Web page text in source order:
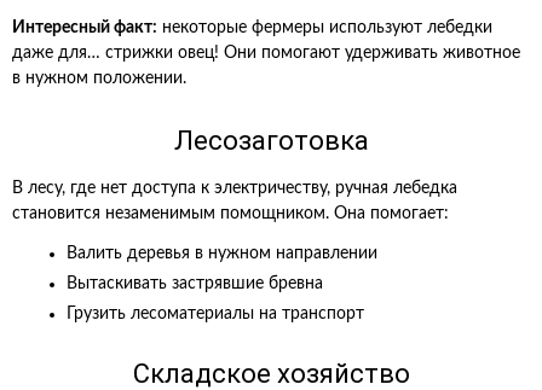
Интересный факт: некоторые фермеры используют лебедки
даже для… стрижки овец! Они помогают удерживать животное
в нужном положении.
Лесозаготовка
В лесу, где нет доступа к электричеству, ручная лебедка
становится незаменимым помощником. Она помогает:
Валить деревья в нужном направлении
Вытаскивать застрявшие бревна
Грузить лесоматериалы на транспорт
Складское хозяйство